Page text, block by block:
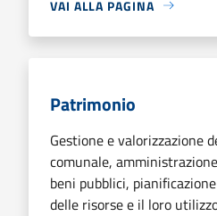
VAI ALLA PAGINA
Patrimonio
Gestione e valorizzazione
comunale,
beni pubblici,
delle risorse e il loro